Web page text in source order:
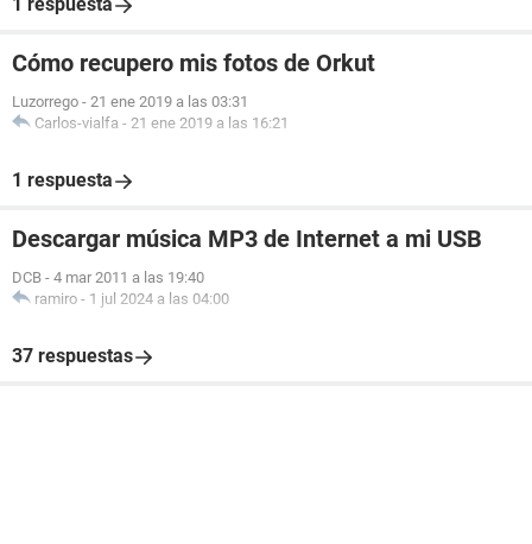
Cómo recupero mis fotos de Orkut
Luzorrego - 21 ene 2019 a las 03:31
Carlos-vialfa - 21 ene 2019 a las 16:21
1 respuesta
Descargar música MP3 de Internet a mi USB
DCB - 4 mar 2011 a las 19:40
ramiro - 1 jul 2024 a las 04:00
37 respuestas